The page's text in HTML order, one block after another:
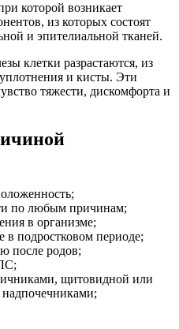
которой возникает
из которых состоят
и эпителиальной тканей.
клетки разрастаются, из
и кисты. Эти
тяжести, дискомфорта и
по любым причинам;
в организме;
в подростковом периоде;
после родов;
щитовидной или